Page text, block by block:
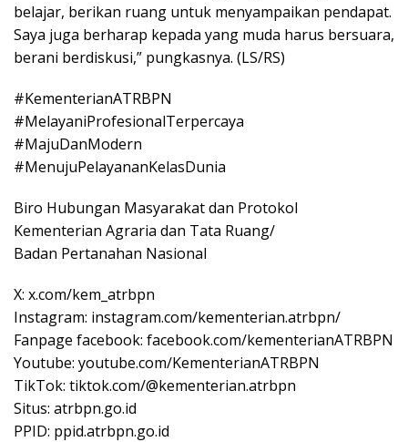
belajar, berikan ruang untuk menyampaikan pendapat.
Saya juga berharap kepada yang muda harus bersuara,
berani berdiskusi,” pungkasnya. (LS/RS)
#KementerianATRBPN
#MelayaniProfesionalTerpercaya
#MajuDanModern
#MenujuPelayananKelasDunia
Biro Hubungan Masyarakat dan Protokol
Kementerian Agraria dan Tata Ruang/
Badan Pertanahan Nasional
X: x.com/kem_atrbpn
Instagram: instagram.com/kementerian.atrbpn/
Fanpage facebook: facebook.com/kementerianATRBPN
Youtube: youtube.com/KementerianATRBPN
TikTok: tiktok.com/@kementerian.atrbpn
Situs: atrbpn.go.id
PPID: ppid.atrbpn.go.id